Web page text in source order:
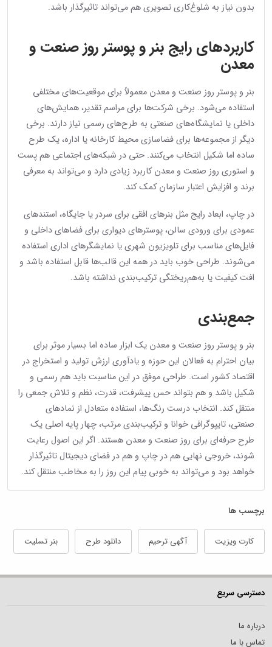
بدون نیاز به شلوغ‌کاری تصویری هم می‌تواند تاثیرگذار باشد.
کاربردهای رایج بنر و پوستر روز صنعت و
معدن
بنر و پوستر روز صنعت و معدن معمولاً برای موقعیت‌های مختلفی
استفاده می‌شود. برخی شرکت‌ها برای مراسم تقدیر، همایش‌های
داخلی یا نمایشگاه‌های صنعتی به طرح‌های رسمی نیاز دارند. برخی
دیگر از مجموعه‌ها برای فضاسازی محیط کارخانه یا اداره، یک طرح
ساده اما شکیل انتخاب می‌کنند. حتی در شبکه‌های اجتماعی هم پست
و استوری روز صنعت و معدن کاربرد زیادی دارد و می‌تواند به معرفی
برند و افزایش اعتبار سازمان کمک کند.
در چاپ، ابعاد رایج مثل بنرهای افقی برای سردر یا جایگاه، استندهای
عمودی برای ورودی سالن، پوسترهای دیواری برای فضاهای داخلی و
فایل‌های مناسب برای تلویزیون شهری یا نمایشگرهای اداری استفاده
می‌شوند. طراحی خوب باید در همه این قالب‌ها قابل استفاده باشد و
افت کیفیت یا به‌هم‌ریختگی ترکیب‌بندی نداشته باشد.
جمع‌بندی
بنر و پوستر روز صنعت و معدن یک ابزار ساده اما بسیار موثر برای
بیان احترام به فعالان این حوزه و یادآوری ارزش تولید و استخراج در
اقتصاد کشور است. طراحی موفق در این مناسبت باید هم رسمی و
شکیل باشد و هم بتواند حس پیشرفت، قدرت، نظم و تلاش جمعی را
منتقل کند. انتخاب درست رنگ‌ها، استفاده متعادل از نمادهای
صنعتی، تایپوگرافی خوانا و ترکیب‌بندی مرتب، چهار پایه اصلی یک
طرح حرفه‌ای برای روز صنعت و معدن هستند. اگر این اصول رعایت
شوند، خروجی نهایی هم در چاپ و هم در فضای دیجیتال تاثیرگذار
خواهد بود و می‌تواند به خوبی پیام این روز را به مخاطب منتقل کند.
برچسب ها
کارت ویزیت آگهی ترحیم دانلود طرح بنر تسلیت
دسترسی سریع
درباره ما
تماس با ما